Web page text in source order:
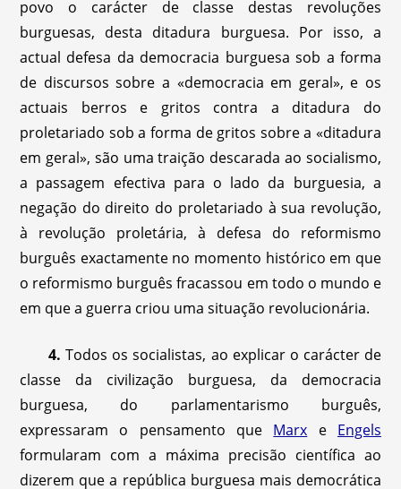
povo o carácter de classe destas revoluções
burguesas, desta ditadura burguesa. Por isso, a
actual defesa da democracia burguesa sob a forma
de discursos sobre a «democracia em geral», e os
actuais berros e gritos contra a ditadura do
proletariado sob a forma de gritos sobre a «ditadura
em geral», são uma traição descarada ao socialismo,
a passagem efectiva para o lado da burguesia, a
negação do direito do proletariado à sua revolução,
à revolução proletária, à defesa do reformismo
burguês exactamente no momento histórico em que
o reformismo burguês fracassou em todo o mundo e
em que a guerra criou uma situação revolucionária.
4. Todos os socialistas, ao explicar o carácter de
classe da civilização burguesa, da democracia
burguesa, do parlamentarismo burguês,
expressaram o pensamento que Marx e Engels
formularam com a máxima precisão científica ao
dizerem que a república burguesa mais democrática